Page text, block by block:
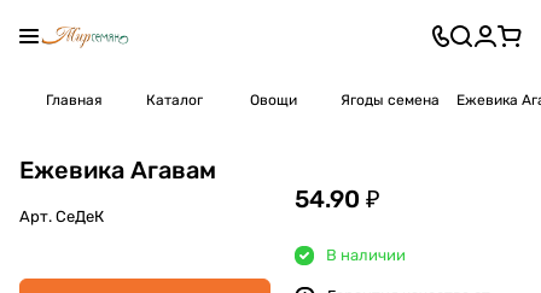
Главная Каталог Овощи Ягоды семена Ежевика
Ежевика Агавам
Арт. СеДеК
54.90 ₽
В наличии